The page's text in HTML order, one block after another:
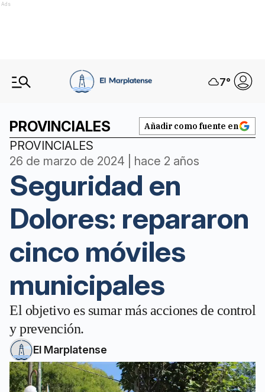
Ads
7°
PROVINCIALES Añadir como fuente en
PROVINCIALES
26 de marzo de 2024 | hace 2 años
Seguridad en
Dolores: repararon
cinco móviles
municipales
El objetivo es sumar más acciones de control
y prevención.
El Marplatense